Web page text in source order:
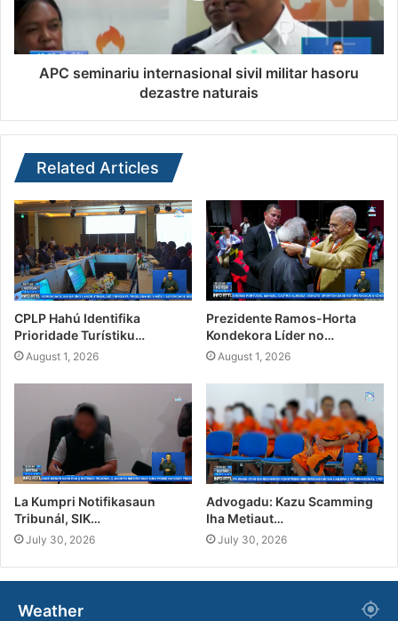
APC seminariu internasional sivil militar hasoru
dezastre naturais
Related Articles
CPLP Hahú Identifika
Prioridade Turístiku…
August 1, 2026
Prezidente Ramos-Horta
Kondekora Líder no…
August 1, 2026
La Kumpri Notifikasaun
Tribunál, SIK…
July 30, 2026
Advogadu: Kazu Scamming
Iha Metiaut…
July 30, 2026
Weather